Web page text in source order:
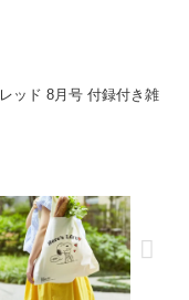
ッド 8月号 付録付き雑